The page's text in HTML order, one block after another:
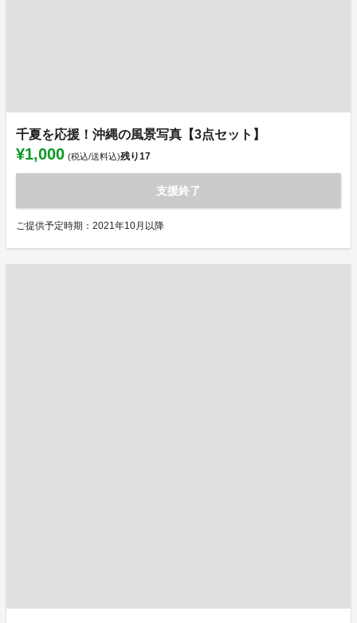
千夏を応援！沖縄の風景写真【3点セット】
¥1,000 (税込/送料込)残り17
支援終了
ご提供予定時期：2021年10月以降